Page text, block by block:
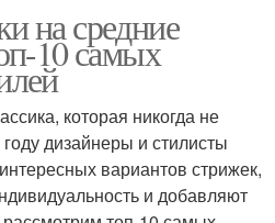
на средние
10 самых
которая никогда не
дизайнеры и стилисты
вариантов стрижек,
и добавляют